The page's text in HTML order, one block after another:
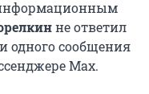
не ответил
одного сообщения
Max.